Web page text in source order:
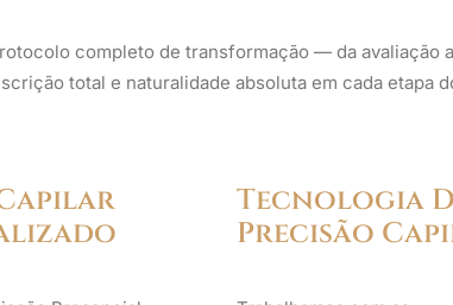
completo de transformação — da avaliação
total e naturalidade absoluta em cada etapa
Tecnologia
Precisão